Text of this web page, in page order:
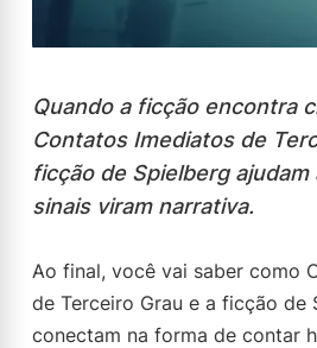
Quando a ficção encontra
Contatos Imediatos de
ficção de Spielberg
sinais viram narrativa.
Ao final, você vai saber como
de Terceiro Grau e a ficção de
conectam na forma de contar